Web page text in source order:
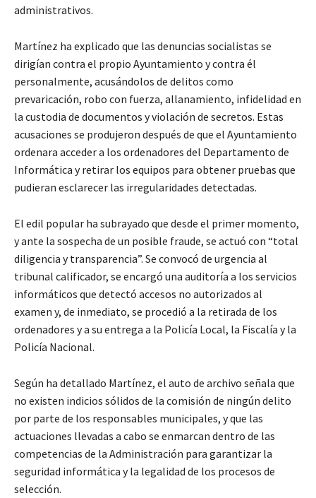
administrativos.
Martínez ha explicado que las denuncias socialistas se
dirigían contra el propio Ayuntamiento y contra él
personalmente, acusándolos de delitos como
prevaricación, robo con fuerza, allanamiento, infidelidad en
la custodia de documentos y violación de secretos. Estas
acusaciones se produjeron después de que el Ayuntamiento
ordenara acceder a los ordenadores del Departamento de
Informática y retirar los equipos para obtener pruebas que
pudieran esclarecer las irregularidades detectadas.
El edil popular ha subrayado que desde el primer momento,
y ante la sospecha de un posible fraude, se actuó con “total
diligencia y transparencia”. Se convocó de urgencia al
tribunal calificador, se encargó una auditoría a los servicios
informáticos que detectó accesos no autorizados al
examen y, de inmediato, se procedió a la retirada de los
ordenadores y a su entrega a la Policía Local, la Fiscalía y la
Policía Nacional.
Según ha detallado Martínez, el auto de archivo señala que
no existen indicios sólidos de la comisión de ningún delito
por parte de los responsables municipales, y que las
actuaciones llevadas a cabo se enmarcan dentro de las
competencias de la Administración para garantizar la
seguridad informática y la legalidad de los procesos de
selección.